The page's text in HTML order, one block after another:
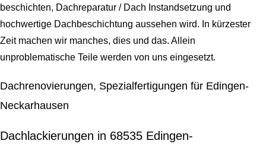
beschichten, Dachreparatur / Dach Instandsetzung und
hochwertige Dachbeschichtung aussehen wird. In kürzester
Zeit machen wir manches, dies und das. Allein
unproblematische Teile werden von uns eingesetzt.
Dachrenovierungen, Spezialfertigungen für Edingen-
Neckarhausen
Dachlackierungen in 68535 Edingen-